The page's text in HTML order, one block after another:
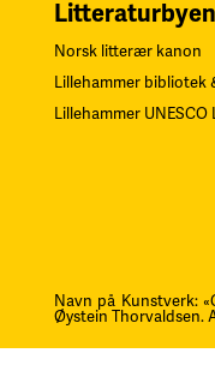
Norsk litterær kanon
Lillehammer bibliotek
Lillehammer
Navn på Kunstverk:
Øystein Thorvaldsen.